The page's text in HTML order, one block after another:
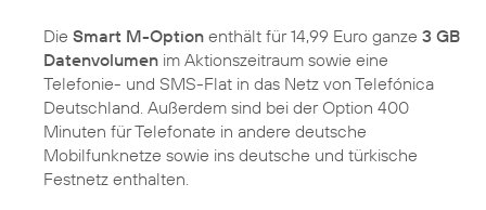
Die Smart M-Option enthält für 14,99 Euro ganze 3 GB
Datenvolumen im Aktionszeitraum sowie eine
Telefonie- und SMS-Flat in das Netz von Telefónica
Deutschland. Außerdem sind bei der Option 400
Minuten für Telefonate in andere deutsche
Mobilfunknetze sowie ins deutsche und türkische
Festnetz enthalten.